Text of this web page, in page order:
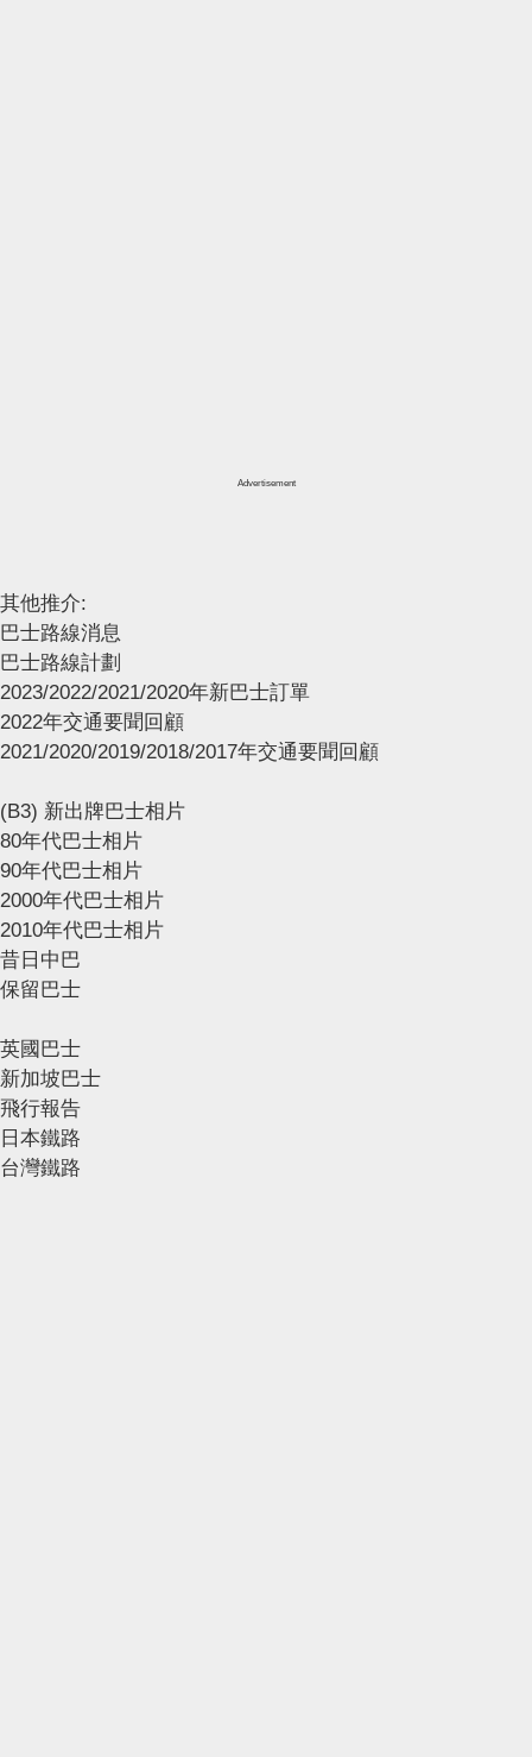
Advertisement
其他推介:
巴士路線消息
巴士路線計劃
2023/2022/2021/2020年新巴士訂單
2022年交通要聞回顧
2021/2020/2019/2018/2017年交通要聞回顧
(B3) 新出牌巴士相片
80年代巴士相片
90年代巴士相片
2000年代巴士相片
2010年代巴士相片
昔日中巴
保留巴士
英國巴士
新加坡巴士
飛行報告
日本鐵路
台灣鐵路